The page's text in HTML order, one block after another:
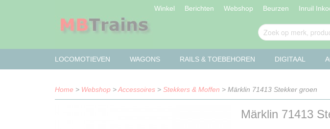
Winkel Berichten Webshop Beurzen Inruil
LOCOMOTIEVEN WAGONS RAILS & TOEBEHOREN DIGITAAL
Home > Webshop >Accessoires > Stekkers & Moffen > Märklin 71413 Stekker groen
Märklin 71413